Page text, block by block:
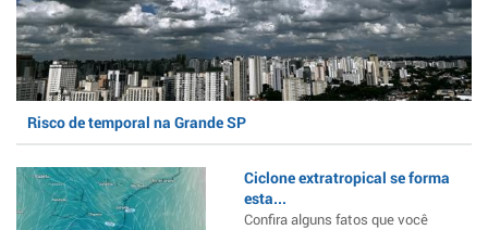
Risco de temporal na Grande SP
Ciclone extratropical se forma
esta...
Confira alguns fatos que você